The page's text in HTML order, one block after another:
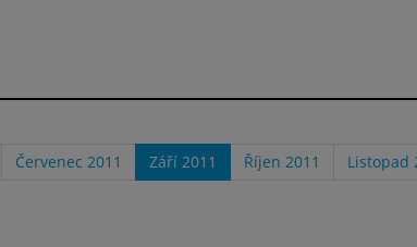
Červenec 2011 Září 2011 Říjen 2011 Listopad